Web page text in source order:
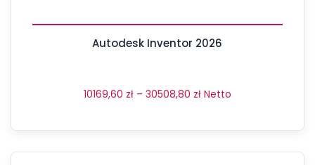
Autodesk Inventor 2026
10169,60 zł – 30508,80 zł Netto